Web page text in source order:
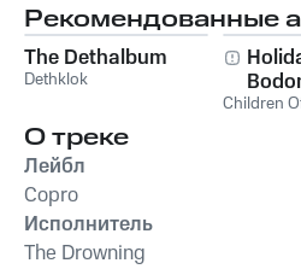
Рекомендованные
The Dethalbum
Dethklok
Children
О треке
Лейбл
Copro
Исполнитель
The Drowning